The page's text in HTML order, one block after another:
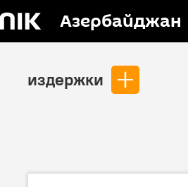
Азербайджан
издержки